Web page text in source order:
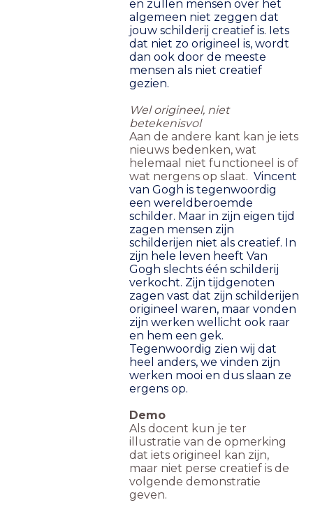
en zullen mensen over het
algemeen niet zeggen dat
jouw schilderij creatief is. Iets
dat niet zo origineel is, wordt
dan ook door de meeste
mensen als niet creatief
gezien.
Wel origineel, niet
betekenisvol
Aan de andere kant kan je iets
nieuws bedenken, wat
helemaal niet functioneel is of
wat nergens op slaat. Vincent
van Gogh is tegenwoordig
een wereldberoemde
schilder. Maar in zijn eigen tijd
zagen mensen zijn
schilderijen niet als creatief. In
zijn hele leven heeft Van
Gogh slechts één schilderij
verkocht. Zijn tijdgenoten
zagen vast dat zijn schilderijen
origineel waren, maar vonden
zijn werken wellicht ook raar
en hem een gek.
Tegenwoordig zien wij dat
heel anders, we vinden zijn
werken mooi en dus slaan ze
ergens op.
Demo
Als docent kun je ter
illustratie van de opmerking
dat iets origineel kan zijn,
maar niet perse creatief is de
volgende demonstratie
geven.